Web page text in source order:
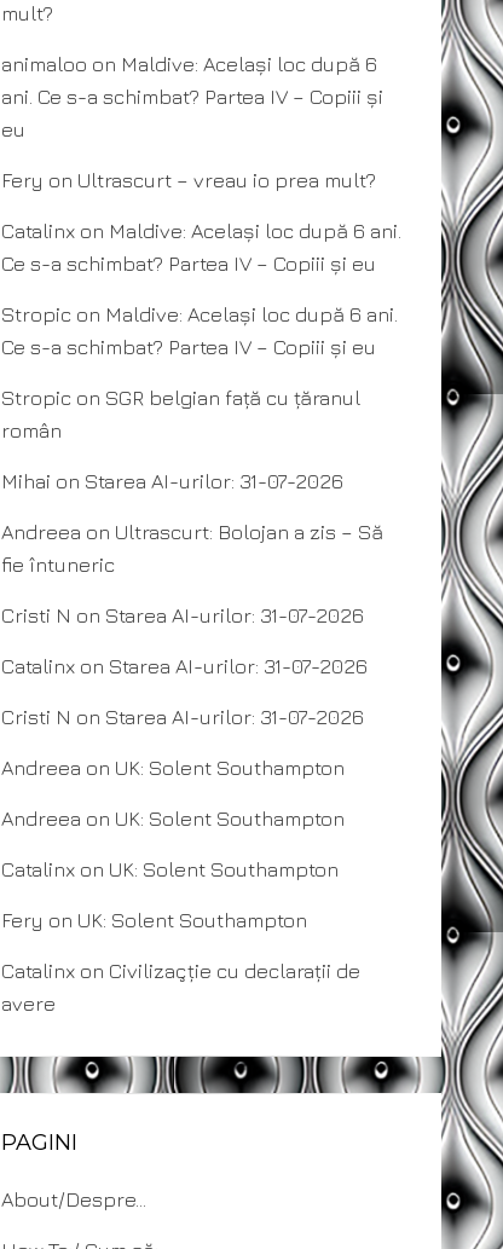
mult?
animaloo on Maldive: Același loc după 6
ani. Ce s-a schimbat? Partea IV – Copiii și
eu
Fery on Ultrascurt – vreau io prea mult?
Catalinx on Maldive: Același loc după 6 ani.
Ce s-a schimbat? Partea IV – Copiii și eu
Stropic on Maldive: Același loc după 6 ani.
Ce s-a schimbat? Partea IV – Copiii și eu
Stropic on SGR belgian față cu țăranul
român
Mihai on Starea AI-urilor: 31-07-2026
Andreea on Ultrascurt: Bolojan a zis – Să
fie întuneric
Cristi N on Starea AI-urilor: 31-07-2026
Catalinx on Starea AI-urilor: 31-07-2026
Cristi N on Starea AI-urilor: 31-07-2026
Andreea on UK: Solent Southampton
Andreea on UK: Solent Southampton
Catalinx on UK: Solent Southampton
Fery on UK: Solent Southampton
Catalinx on Civilizaçție cu declarații de
avere
PAGINI
About/Despre…